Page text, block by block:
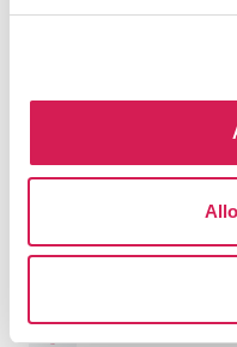
SAF의 학생과
우리는 여러분의
통합적인 지원
우리는 여러분의
연중무휴 안전보